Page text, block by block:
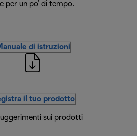
per un po’ di tempo.
di istruzioni
il tuo prodotto
sui prodotti